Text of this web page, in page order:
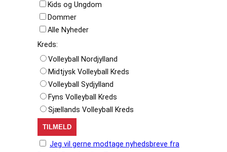
Kids og Ungdom
Dommer
Alle Nyheder
Kreds:
Volleyball Nordjylland
Midtjysk Volleyball Kreds
Volleyball Sydjylland
Fyns Volleyball Kreds
Sjællands Volleyball Kreds
Jeg vil gerne modtage nyhedsbreve fra